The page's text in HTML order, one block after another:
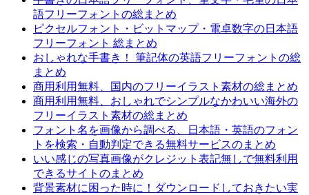
語フリーフォントの総まとめ
ピクセルフォント・ビットマップ・電卓数字の日本語
フリーフォント 総まとめ
おしゃれな手書き！ 筆記体の英語フリーフォントの総
まとめ
商用利用無料、国内のフリーイラスト素材の総まとめ
商用利用無料、おしゃれでシンプルなかわいい海外の
フリーイラスト素材の総まとめ
フォント名を画像から調べる、日本語・英語のフォン
トを検索・自動判定できる無料サービスのまとめ
いい感じの写真画像がクレジット表記無しで無料利用
できるサイトのまとめ
背景素材に困った時に！ダウンロードしておきたい実